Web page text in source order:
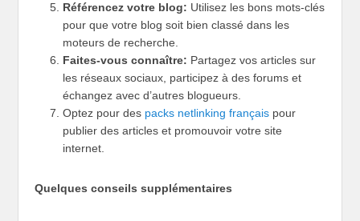
Référencez votre blog: Utilisez les bons mots-clés
pour que votre blog soit bien classé dans les
moteurs de recherche.
Faites-vous connaître: Partagez vos articles sur
les réseaux sociaux, participez à des forums et
échangez avec d’autres blogueurs.
Optez pour des packs netlinking français pour
publier des articles et promouvoir votre site
internet.
Quelques conseils supplémentaires